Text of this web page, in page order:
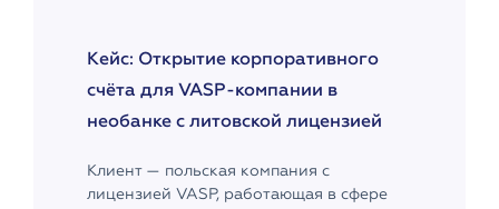
Кейс: Открытие корпоративного
счёта для VASP-компании в
необанке с литовской лицензией
Клиент — польская компания с
лицензией VASP, работающая в сфере